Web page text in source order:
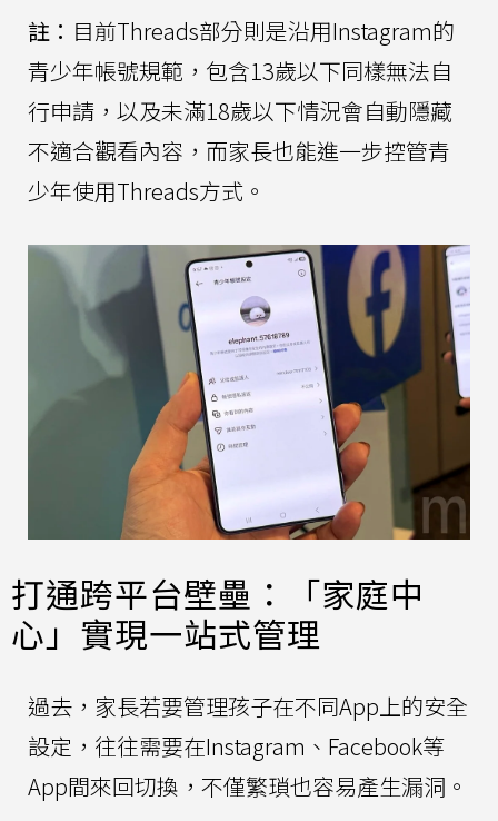
註： 目前Threads部分則是沿用Instagram的
青少年帳號規範，包含13歲以下同樣無法自
行申請，以及未滿18歲以下情況會自動隱藏
不適合觀看內容，而家長也能進一步控管青
少年使用Threads方式。
打通跨平台壁壘：「家庭中
心」實現一站式管理
過去，家長若要管理孩子在不同App上的安全
設定，往往需要在Instagram、Facebook等
App間來回切換，不僅繁瑣也容易產生漏洞。